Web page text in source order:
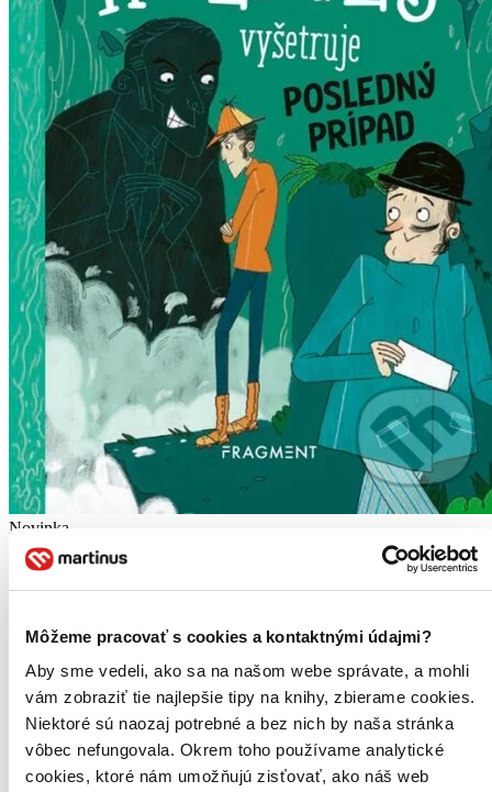
Môžeme pracovať s cookies a kontaktnými údajmi?
Aby sme vedeli, ako sa na našom webe správate, a mohli
vám zobraziť tie najlepšie tipy na knihy, zbierame cookies.
Niektoré sú naozaj potrebné a bez nich by naša stránka
vôbec nefungovala. Okrem toho používame analytické
cookies, ktoré nám umožňujú zisťovať, ako náš web
Novinka
Sherlock Holmes vyšetruje: Posledný prípad
14. diel série Sherlock Holmes vyšetruje
Holmes čelí veľkému problému. Je v pätách svojmu doteraz
najnebezpečnejšiemu protivníkovi, zločineckému profesorovi
Moriartymu, no zdá sa, že ten je stále o krok vpred. Dokáže slávny
detektív rozmotať Moriartyho sieť zločinov, kým nebude neskoro?
Alebo...